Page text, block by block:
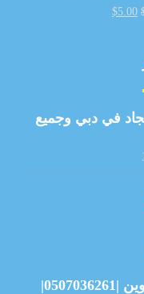
$5.00
في دبي وجميع
شركة تعقيم منازل في ام القيوين |0507036261|